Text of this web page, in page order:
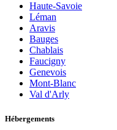
Haute-Savoie
Léman
Aravis
Bauges
Chablais
Faucigny
Genevois
Mont-Blanc
Val d'Arly
Hébergements